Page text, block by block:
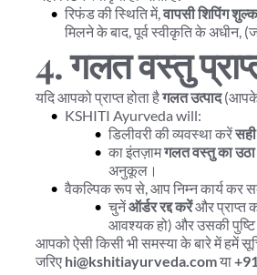
रिफंड की स्थिति में, वापसी शिपिंग शुल्क
मिलने के बाद, पूर्व स्वीकृति के अधीन,
4. गलत वस्तु
यदि आपको प्राप्त होता है गलत उत्पाद (आपके
KSHITI Ayurveda will:
डिलीवरी की व्यवस्था करें
का इंतज़ाम गलत वस्तु का उठा
अनुकूल।
वैकल्पिक रूप से, आप निम्न कार्य कर
चुनें ऑर्डर रद्द करें और प्राप्त
आवश्यक हो) और उसकी पुष्टि
आपको ऐसी किसी भी समस्या के बारे में हमें
जरिए hi@kshitiayurveda.com या